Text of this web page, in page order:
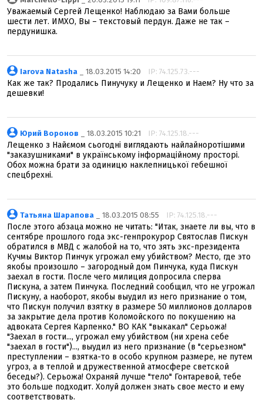
Уважаемый Сергей Лещенко! Наблюдаю за Вами больше
шести лет. ИМХО, Вы – текстовый пердун. Даже не так –
пердунишка.
Iarova Natasha _ 18.03.2015 14:20 IP: 74.125.73.---
Как же так? Продались Пинучуку и Лещенко и Наем? Ну что за
дешевки!
Юрий Воронов _ 18.03.2015 10:21 IP: 74.125.18.---
Лещенко з Найємом сьогоднi виглядають найлайноротiшими
"заказушниками" в українському iнформацiйному просторi.
Обох можна брати за одиницю наклепницької гебешної
спецбрехнi.
Татьяна Шарапова _ 18.03.2015 08:55 IP: 74.125.18.---
После этого абзаца можно не читать: "Итак, знаете ли вы, что в
сентябре прошлого года экс-генпрокурор Святослав Пискун
обратился в МВД с жалобой на то, что зять экс-президента
Кучмы Виктор Пинчук угрожал ему убийством? Место, где это
якобы произошло – загородный дом Пинчука, куда Пискун
заехал в гости. После чего милиция допросила сперва
Пискуна, а затем Пинчука. Последний сообщил, что не угрожал
Пискуну, а наоборот, якобы выудил из него признание о том,
что Пискун получил взятку в размере 50 миллионов долларов
за закрытие дела против Коломойского по покушению на
адвоката Сергея Карпенко." ВО КАК "выкакал" Серьожа!
"Заехал в гости..., угрожал ему убийством (ни хрена себе
"заехал в гости")..., выудил из него признание (в "серьезном"
преступлении – взятка-то в особо крупном размере, не путем
угроз, а в теплой и дружественной атмосфере светской
беседы?). Серьожа! Охраняй лучше "тело" Гонтаревой, тебе
это больше подходит. Холуй должен знать свое место и ему
соответствовать.